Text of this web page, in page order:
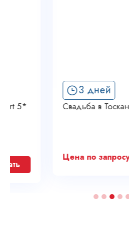
3 дней
Свадьба в Тоскане в стиле
Цена по запросу